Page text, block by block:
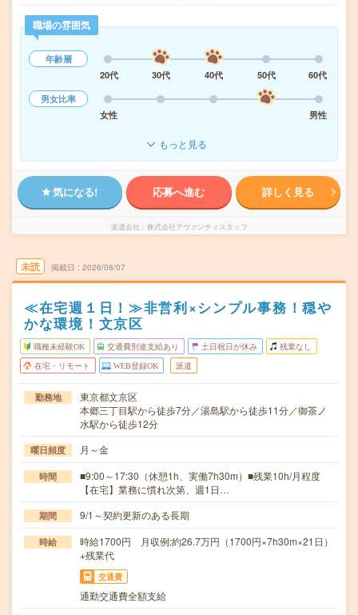
職場の雰囲気
年齢層
20代
30代 40代 50代
60代
男女比率
女性
男性
もっと見る
気になる! 応募へ進む 詳しく見る
派遣会社 株式会社アヴァンティスタッフ
未読 掲載日 2026/08/07
≪在宅週１日！≫非営利×シンプル事務！穏や
かな環境！文京区
職種未経験OK 交通費別途支給あり 土日祝日が休み 残業なし
在宅・リモート WEB登録OK 派遣
勤務地
東京都文京区
本郷三丁目駅から徒歩7分／湯島駅から徒歩11分／御茶ノ
水駅から徒歩12分
曜日頻度 月～金
時間
■9:00～17:30（休憩1h、実働7h30m）■残業10h/月程度
【在宅】業務に慣れ次第、週1日…
期間 9/1～契約更新のある長期
時給
時給1700円 月収例:約26.7万円（1700円×7h30m×21日）
+残業代
交通費
通勤交通費全額支給